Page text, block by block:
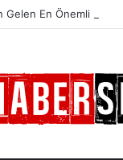
Gelen En Önemli İpuçları